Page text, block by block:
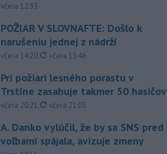
včera 12:33
POŽIAR V SLOVNAFTE: Došlo k
narušeniu jednej z nádrží
včera 14:20, aktualizované
včera 15:46
Pri požiari lesného porastu v
Trstíne zasahuje takmer 50 hasičov
včera 20:21, aktualizované
včera 21:05
A. Danko vylúčil, že by sa SNS pred
voľbami spájala, avizuje zmeny